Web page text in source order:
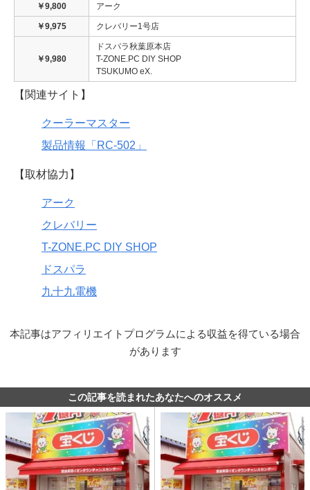
￥9,800 アーク
￥9,975 クレバリー1号店
￥9,980
ドスパラ秋葉原本店
T-ZONE.PC DIY SHOP
TSUKUMO eX.
【関連サイト】
クーラーマスター
製品情報「RC-502」
【取材協力】
アーク
クレバリー
T-ZONE.PC DIY SHOP
ドスパラ
九十九電機
本記事はアフィリエイトプログラムによる収益を得ている場合
があります
この記事を読まれたあなたへのオススメ